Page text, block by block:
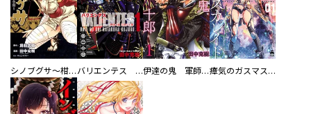
シノブグサ～柑子忍形由緒～ バリエンテス 伊達の鬼 片倉小十郎 伊達の鬼 軍師 片倉小十郎 瘴気のガスマスカレイド